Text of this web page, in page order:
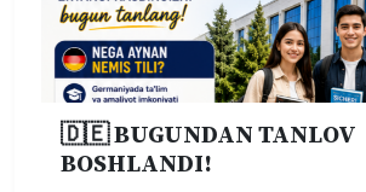
🇩🇪 BUGUNDAN TANLOV
BOSHLANDI!